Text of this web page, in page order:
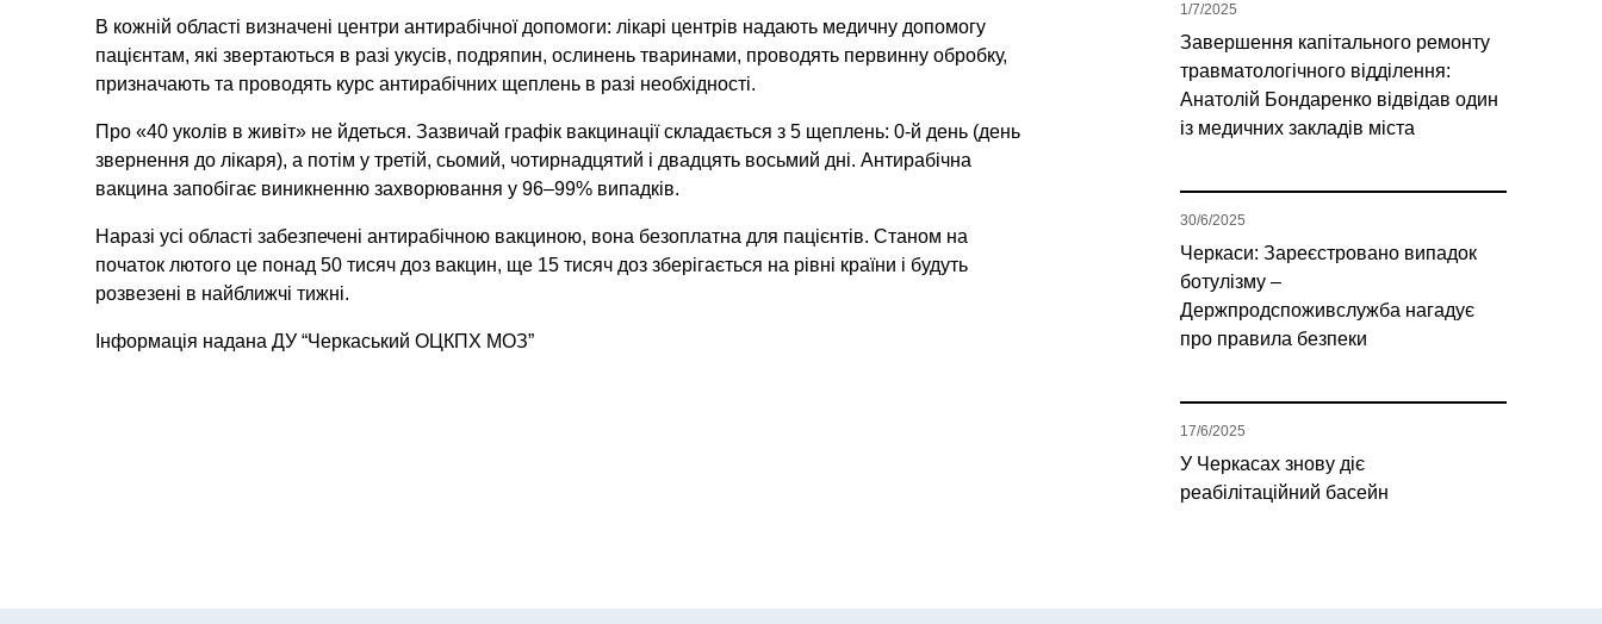
В кожній області визначені центри антирабічної допомоги: лікарі центрів надають медичну допомогу
пацієнтам, які звертаються в разі укусів, подряпин, ослинень тваринами, проводять первинну обробку,
призначають та проводять курс антирабічних щеплень в разі необхідності.
Про «40 уколів в живіт» не йдеться. Зазвичай графік вакцинації складається з 5 щеплень: 0-й день (день
звернення до лікаря), а потім у третій, сьомий, чотирнадцятий і двадцять восьмий дні. Антирабічна
вакцина запобігає виникненню захворювання у 96–99% випадків.
Наразі усі області забезпечені антирабічною вакциною, вона безоплатна для пацієнтів. Станом на
початок лютого це понад 50 тисяч доз вакцин, ще 15 тисяч доз зберігається на рівні країни і будуть
розвезені в найближчі тижні.
Інформація надана ДУ “Черкаський ОЦКПХ МОЗ”
Завершення капітального ремонту
травматологічного відділення:
Анатолій Бондаренко відвідав один
із медичних закладів міста
1/7/2025
Черкаси: Зареєстровано випадок
ботулізму –
Держпродспоживслужба нагадує
про правила безпеки
30/6/2025
У Черкасах знову діє
реабілітаційний басейн
17/6/2025